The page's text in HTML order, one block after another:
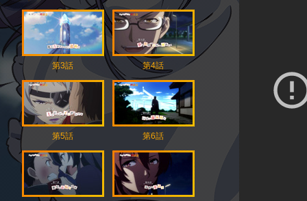
第3話 第4話
第5話 第6話